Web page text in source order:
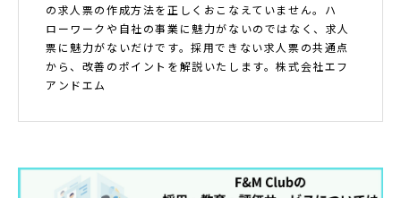
の求人票の作成方法を正しくおこなえていません。ハ
ローワークや自社の事業に魅力がないのではなく、求人
票に魅力がないだけです。採用できない求人票の共通点
から、改善のポイントを解説いたします。株式会社エフ
アンドエム